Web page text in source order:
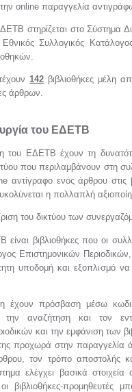
την online παραγγελία
στηρίζεται στο Σύστημα
Συλλογικός
142 βιβλιοθήκες μέλη
άρθρων.
του ΕΔΕΤΒ
του ΕΔΕΤΒ έχουν τη
που περιλαμβάνουν στη
αντίγραφο ενός άρθρου στις
η πολλαπλή
του δικτύου των
βιβλιοθήκες που οι
Επιστημονικών
υποδομή και εξοπλισμό
έχουν πρόσβαση μέσω
την αναζήτηση και τον
και την εμφάνιση των
προχωρά στην παραγγελία
τον τρόπο αποστολής
ελέγχει βασικά
βιβλιοθήκες-